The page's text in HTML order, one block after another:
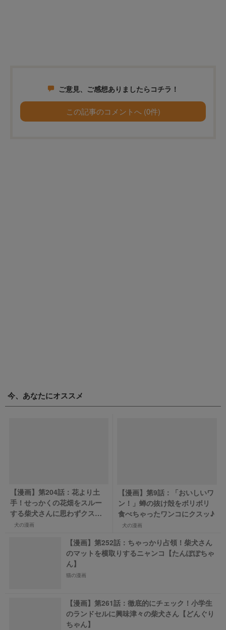
ご意見、ご感想ありましたらコチラ！
この記事のコメントへ (0件)
今、あなたにオススメ
【漫画】第204話：花より土
手！せっかくの花畑をスルー
する柴犬さんに思わずクスッ
【どんぐりちゃん】
犬の漫画
【漫画】第9話：「おいしいワ
ン！」蝉の抜け殻をボリボリ
食べちゃったワンコにクスッ♪
犬の漫画
【漫画】第252話：ちゃっかり占領！柴犬さん
のマットを横取りするニャンコ【たんぽぽちゃ
ん】
猫の漫画
【漫画】第261話：徹底的にチェック！小学生
のランドセルに興味津々の柴犬さん【どんぐり
ちゃん】